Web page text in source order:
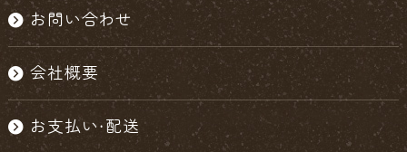
お問い合わせ
会社概要
お支払い・配送